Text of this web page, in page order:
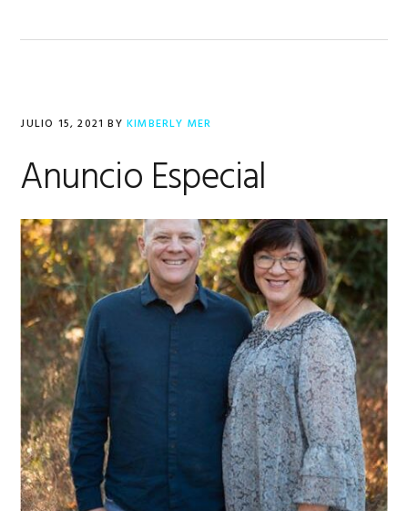
JULIO 15, 2021 BYKIMBERLY MER
Anuncio Especial